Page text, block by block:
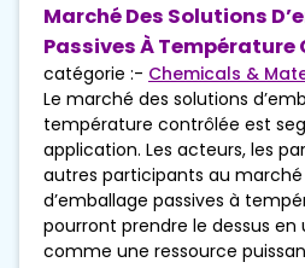
Marché Des Solutions
Passives À Température
catégorie :- Chemicals &
Le marché des solutions
température contrôlée est
application. Les acteurs, les
autres participants au marché
d’emballage passives à
pourront prendre le dessus
comme une ressource